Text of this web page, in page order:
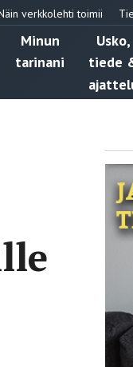
verkkolehti toimii
Minun
tarinani
Usko,
tiede